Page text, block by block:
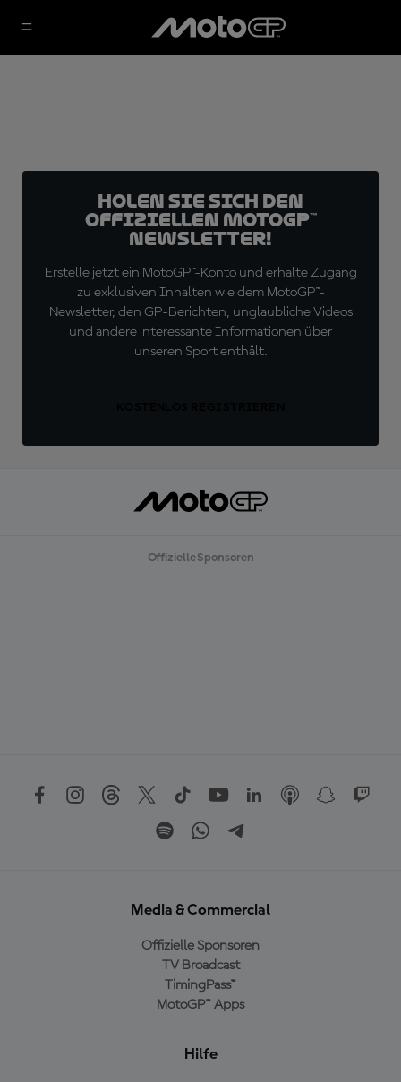
Holen Sie sich den
offiziellen MotoGP™
Newsletter!
Erstelle jetzt ein MotoGP™-Konto und erhalte Zugang
zu exklusiven Inhalten wie dem MotoGP™-
Newsletter, den GP-Berichten, unglaubliche Videos
und andere interessante Informationen über
unseren Sport enthält.
Offizielle Sponsoren
Media & Commercial
Offizielle Sponsoren
TV Broadcast
TimingPass™
MotoGP™ Apps
Hilfe